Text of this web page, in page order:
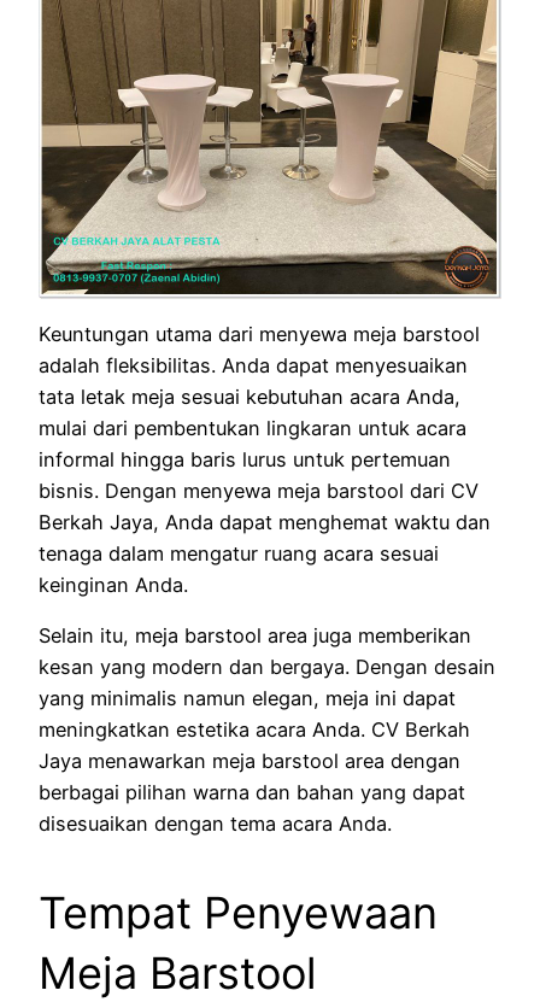
Keuntungan utama dari menyewa meja barstool
adalah fleksibilitas. Anda dapat menyesuaikan
tata letak meja sesuai kebutuhan acara Anda,
mulai dari pembentukan lingkaran untuk acara
informal hingga baris lurus untuk pertemuan
bisnis. Dengan menyewa meja barstool dari CV
Berkah Jaya, Anda dapat menghemat waktu dan
tenaga dalam mengatur ruang acara sesuai
keinginan Anda.
Selain itu, meja barstool area juga memberikan
kesan yang modern dan bergaya. Dengan desain
yang minimalis namun elegan, meja ini dapat
meningkatkan estetika acara Anda. CV Berkah
Jaya menawarkan meja barstool area dengan
berbagai pilihan warna dan bahan yang dapat
disesuaikan dengan tema acara Anda.
Tempat Penyewaan
Meja Barstool